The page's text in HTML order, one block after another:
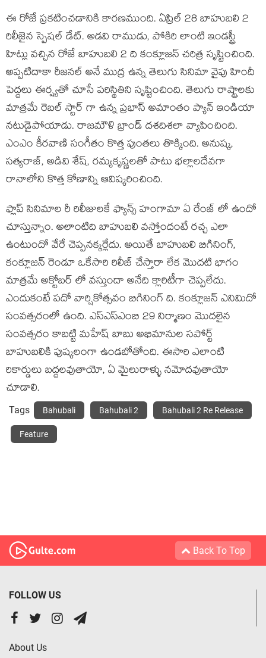
ఈ రోజే ప్రకటించడానికి కారణముంది. ఏప్రిల్ 28 బాహుబలి 2
రిలీజైన స్పెషల్ డేట్. అడవి రాముడు, పోకిరి లాంటి ఇండస్ట్రీ
హిట్లు వచ్చిన రోజే బాహుబలి 2 ది కంక్లూజన్ చరిత్ర సృష్టించింది.
అప్పటిదాకా రీజనల్ అనే ముద్ర ఉన్న తెలుగు సినిమా వైపు హిందీ
పెద్దలు ఈర్ష్యతో చూసే పరిస్థితిని సృష్టించింది. తెలుగు రాష్ట్రాలకు
మాత్రమే రెబల్ స్టార్ గా ఉన్న ప్రభాస్ అమాంతం ప్యాన్ ఇండియా
నటుడైపోయాడు. రాజమౌళి బ్రాండ్ దశదిశలా వ్యాపించింది.
ఎంఎం కీరవాణి సంగీతం కొత్త పుంతలు తొక్కింది. అనుష్క,
సత్యరాజ్, అడివి శేష్, రమ్యకృష్ణలతో పాటు భల్లాలదేవగా
రానాలోని కొత్త కోణాన్ని ఆవిష్కరించింది.
ఫ్లాప్ సినిమాల రీ రిలీజులకే ఫ్యాన్స్ హంగామా ఏ రేంజ్ లో ఉందో
చూస్తున్నాం. అలాంటిది బాహుబలి వస్తోందంటే రచ్చ ఎలా
ఉంటుందో వేరే చెప్పనక్కర్లేదు. అయితే బాహుబలి బిగినింగ్,
కంక్లూజన్ రెండూ ఒకేసారి రిలీజ్ చేస్తారా లేక మొదటి భాగం
మాత్రమే అక్టోబర్ లో వస్తుందా అనేది క్లారిటీగా చెప్పలేదు.
ఎందుకంటే పదో వార్షికోత్సవం బిగినింగ్ ది. కంక్లూజన్ ఎనిమిదో
సంవత్సరంలో ఉంది. ఎస్ఎస్ఎంబి 29 నిర్మాణం మొదలైన
సంవత్సరం కాబట్టి మహేష్ బాబు అభిమానుల సపోర్ట్
బాహుబలికి పుష్కలంగా ఉండబోతోంది. ఈసారి ఎలాంటి
రికార్డులు బద్దలవుతాయో, ఏ మైలురాళ్ళు నమోదవుతాయో
చూడాలి.
Tags Bahubali Bahubali 2 Bahubali 2 Re Release
Feature
Back To Top
FOLLOW US
About Us